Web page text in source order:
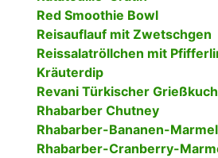
Red Smoothie Bowl
Reisauflauf mit Zwetschgen
Reissalatröllchen mit
Kräuterdip
Revani Türkischer
Rhabarber Chutney
Rhabarber-Bananen-
Rhabarber-Cranberry-